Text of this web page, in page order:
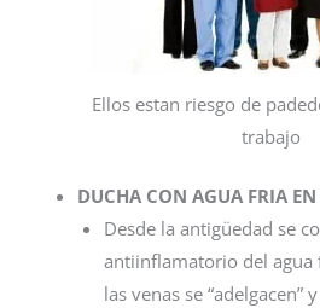
Ellos estan riesgo de
trabajo
DUCHA CON AGUA FRIA EN
Desde la antigüedad se
antiinflamatorio del agua
las venas se “adelgacen”